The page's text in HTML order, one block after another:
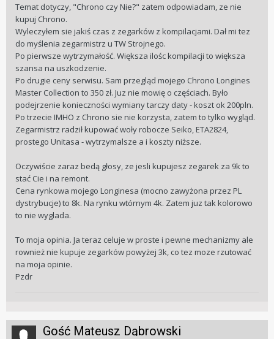
Temat dotyczy, "Chrono czy Nie?" zatem odpowiadam, ze nie
kupuj Chrono.
Wyleczyłem sie jakiś czas z zegarków z kompilacjami. Dał mi tez
do myślenia zegarmistrz u TW Strojnego.
Po pierwsze wytrzymałość. Większa ilośc kompilacji to większa
szansa na uszkodzenie.
Po drugie ceny serwisu. Sam przegląd mojego Chrono Longines
Master Collection to 350 zł. Juz nie mowię o częściach. Było
podejrzenie konieczności wymiany tarczy daty - koszt ok 200pln.
Po trzecie IMHO z Chrono sie nie korzysta, zatem to tylko wygląd.
Zegarmistrz radził kupować woły robocze Seiko, ETA2824,
prostego Unitasa - wytrzymalsze a i koszty niższe.
Oczywiście zaraz bedą głosy, ze jesli kupujesz zegarek za 9k to
stać Cie i na remont.
Cena rynkowa mojego Longinesa (mocno zawyżona przez PL
dystrybucje) to 8k. Na rynku wtórnym 4k. Zatem juz tak kolorowo
to nie wyglada.
To moja opinia. Ja teraz celuje w proste i pewne mechanizmy ale
rownież nie kupuje zegarków powyżej 3k, co tez moze rzutować
na moja opinie.
Pzdr
Gość Mateusz Dąbrowski